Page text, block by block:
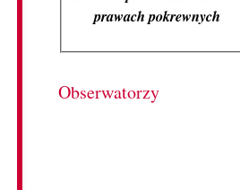
prawach pokrewnych
Obserwatorzy